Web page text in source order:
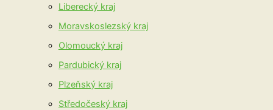
Liberecký kraj
Moravskoslezský kraj
Olomoucký kraj
Pardubický kraj
Plzeňský kraj
Středočeský kraj